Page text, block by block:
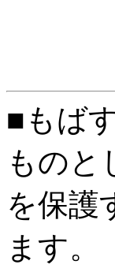
■もば
ものと
を保護
ます。